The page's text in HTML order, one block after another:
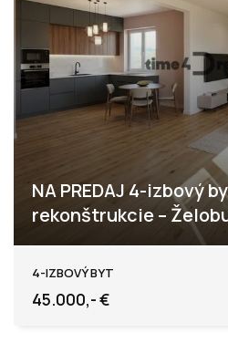
NA PREDAJ 4-izbový
rekonštrukcie –
Dúbravy
4-IZBOVÝ BYT
45.000,- €